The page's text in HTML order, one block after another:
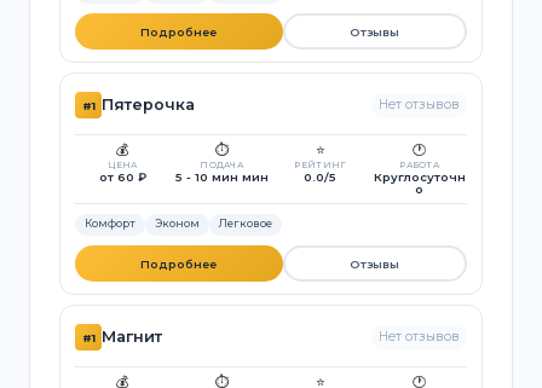
Подробнее Отзывы
#1 Пятерочка Нет отзывов
💰
ЦЕНА
от 60 ₽
⏱️
ПОДАЧА
5 - 10 мин мин
⭐
РЕЙТИНГ
0.0/5
🕐
РАБОТА
Круглосуточн
о
Комфорт Эконом Легковое
Подробнее Отзывы
#1 Магнит Нет отзывов
💰 ⏱️ ⭐ 🕐